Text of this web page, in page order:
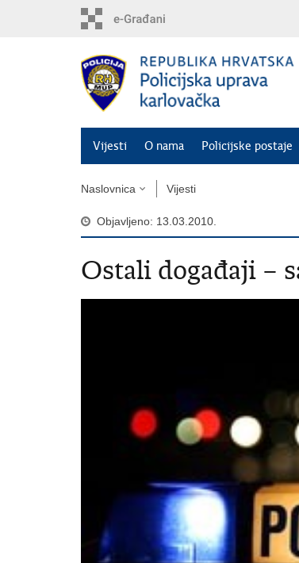
Vijesti O nama Policijske postaje
Naslovnica Vijesti
Objavljeno: 13.03.2010.
Ostali događaji –